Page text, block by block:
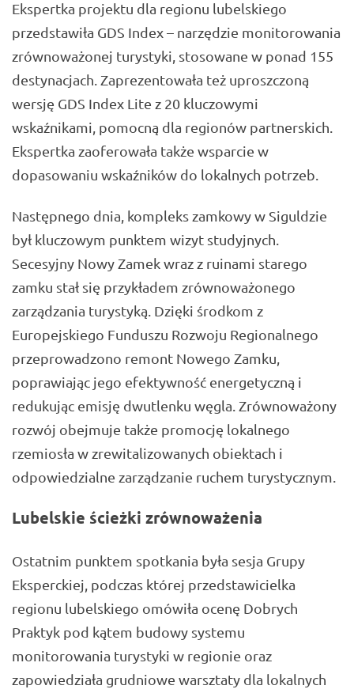
Ekspertka projektu dla regionu lubelskiego
przedstawiła GDS Index – narzędzie monitorowania
zrównoważonej turystyki, stosowane w ponad 155
destynacjach. Zaprezentowała też uproszczoną
wersję GDS Index Lite z 20 kluczowymi
wskaźnikami, pomocną dla regionów partnerskich.
Ekspertka zaoferowała także wsparcie w
dopasowaniu wskaźników do lokalnych potrzeb.
Następnego dnia, kompleks zamkowy w Siguldzie
był kluczowym punktem wizyt studyjnych.
Secesyjny Nowy Zamek wraz z ruinami starego
zamku stał się przykładem zrównoważonego
zarządzania turystyką. Dzięki środkom z
Europejskiego Funduszu Rozwoju Regionalnego
przeprowadzono remont Nowego Zamku,
poprawiając jego efektywność energetyczną i
redukując emisję dwutlenku węgla. Zrównoważony
rozwój obejmuje także promocję lokalnego
rzemiosła w zrewitalizowanych obiektach i
odpowiedzialne zarządzanie ruchem turystycznym.
Lubelskie ścieżki zrównoważenia
Ostatnim punktem spotkania była sesja Grupy
Eksperckiej, podczas której przedstawicielka
regionu lubelskiego omówiła ocenę Dobrych
Praktyk pod kątem budowy systemu
monitorowania turystyki w regionie oraz
zapowiedziała grudniowe warsztaty dla lokalnych